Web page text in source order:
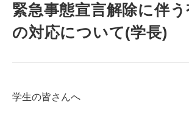
緊急事態宣言解除に伴
の対応について(学長)
学生の皆さんへ